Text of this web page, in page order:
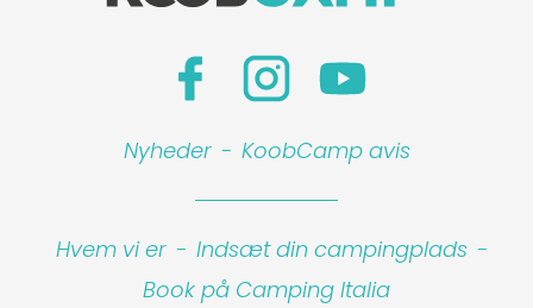
Nyheder - KoobCamp avis
Hvem vi er - Indsæt din campingplads -
Book på Camping Italia